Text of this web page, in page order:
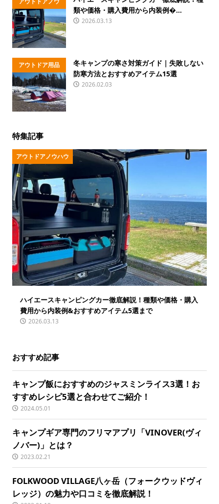
ハウ
類や価格・購入費用から内装例�...
2026.03.13
アウトドア用品
冬キャンプの寒さ対策ガイド｜失敗しない
防寒方法とおすすめアイテム15選
2026.02.03
特集記事
アウトドアノウハウ
ハイエースキャンピングカー徹底解説！種類や価格・購入
費用から内装例&おすすめアイテム5選まで
2026.03.13
おすすめ記事
キャンプ飯におすすめのジャスミンライス3選！お
すすめレシピ5選と合わせてご紹介！
2024.05.01
キャンプギア専門のフリマアプリ「VINOVER(ヴィ
ノバー)」とは？
2023.02.21
FOLKWOOD VILLAGE八ヶ岳（フォークウッドヴィ
レッジ）の魅力や口コミを徹底解説！